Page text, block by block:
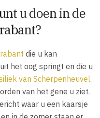
u doen in de
die u kan
het oog springt en die u
van Scherpenheuvel.
van het gene u ziet.
waar u een kaarsje